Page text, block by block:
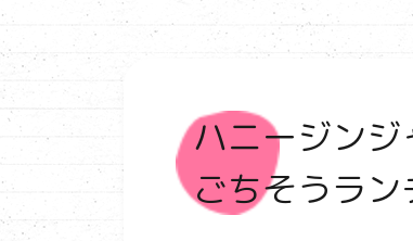
ハニージン
ごちそうラ